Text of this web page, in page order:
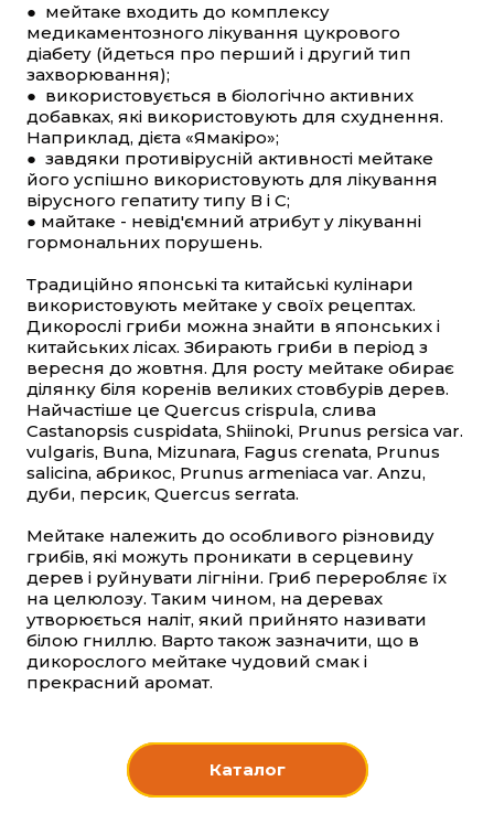
● мейтаке входить до комплексу
медикаментозного лікування цукрового
діабету (йдеться про перший і другий тип
захворювання);
● використовується в біологічно активних
добавках, які використовують для схуднення.
Наприклад, дієта «Ямакіро»;
● завдяки противірусній активності мейтаке
його успішно використовують для лікування
вірусного гепатиту типу В і С;
● майтаке - невід'ємний атрибут у лікуванні
гормональних порушень.
Традиційно японські та китайські кулінари
використовують мейтаке у своїх рецептах.
Дикорослі гриби можна знайти в японських і
китайських лісах. Збирають гриби в період з
вересня до жовтня. Для росту мейтаке обирає
ділянку біля коренів великих стовбурів дерев.
Найчастіше це Quercus crispula, слива
Castanopsis cuspidata, Shiinoki, Prunus persica var.
vulgaris, Buna, Mizunara, Fagus crenata, Prunus
salicina, абрикос, Prunus armeniaca var. Anzu,
дуби, персик, Quercus serrata.
Мейтаке належить до особливого різновиду
грибів, які можуть проникати в серцевину
дерев і руйнувати лігніни. Гриб переробляє їх
на целюлозу. Таким чином, на деревах
утворюється наліт, який прийнято називати
білою гниллю. Варто також зазначити, що в
дикорослого мейтаке чудовий смак і
прекрасний аромат.
Каталог